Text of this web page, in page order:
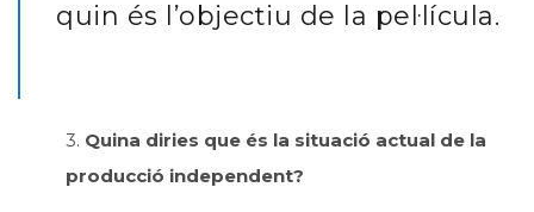
quin és l’objectiu de la pel·lícula.
3. Quina diries que és la situació actual de la
producció independent?